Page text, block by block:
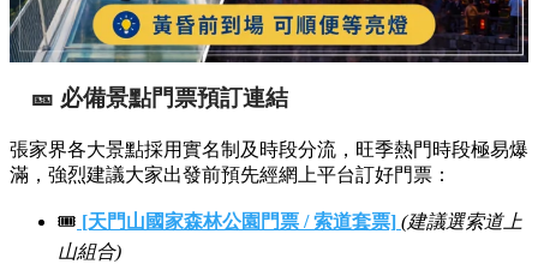
🎫 必備景點門票預訂連結
張家界各大景點採用實名制及時段分流，旺季熱門時段極易爆
滿，強烈建議大家出發前預先經網上平台訂好門票：
🎟️ [天門山國家森林公園門票 / 索道套票] (建議選索道上
山組合)